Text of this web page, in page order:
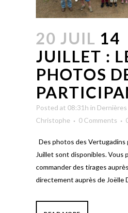
20 JUIL 14
JUILLET :
PHOTOS
Posted at 08:31h in
Christophe
0 Comments
Des photos des Vertugadins
Juillet sont disponibles. Vous
commander des tirages
directement auprès de Joëlle